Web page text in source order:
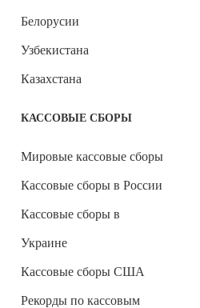
Белорусии
Узбекистана
Казахстана
КАССОВЫЕ СБОРЫ
Мировые кассовые сборы
Кассовые сборы в России
Кассовые сборы в
Украине
Кассовые сборы США
Рекорды по кассовым